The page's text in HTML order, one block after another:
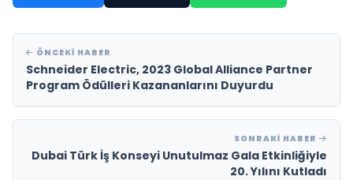
ÖNCEKI HABER
Schneider Electric, 2023 Global Alliance Partner
Program Ödülleri Kazananlarını Duyurdu
SONRAKI HABER
Dubai Türk İş Konseyi Unutulmaz Gala Etkinliğiyle
20. Yılını Kutladı